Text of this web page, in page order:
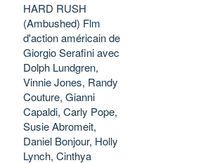
HARD RUSH
(Ambushed) Flm
d'action américain de
Giorgio Serafini avec
Dolph Lundgren,
Vinnie Jones, Randy
Couture, Gianni
Capaldi, Carly Pope,
Susie Abromeit,
Daniel Bonjour, Holly
Lynch, Cinthya